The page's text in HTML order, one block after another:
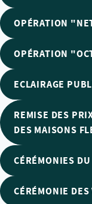
OPÉRATION
OPÉRATION
ECLAIRAGE
REMISE DES
DES MAISONS
CÉRÉMONIES
CÉRÉMONIE DES